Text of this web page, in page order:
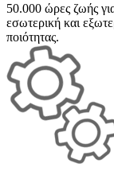
50.000 ώρες ζωής
εσωτερική και
ποιότητας.